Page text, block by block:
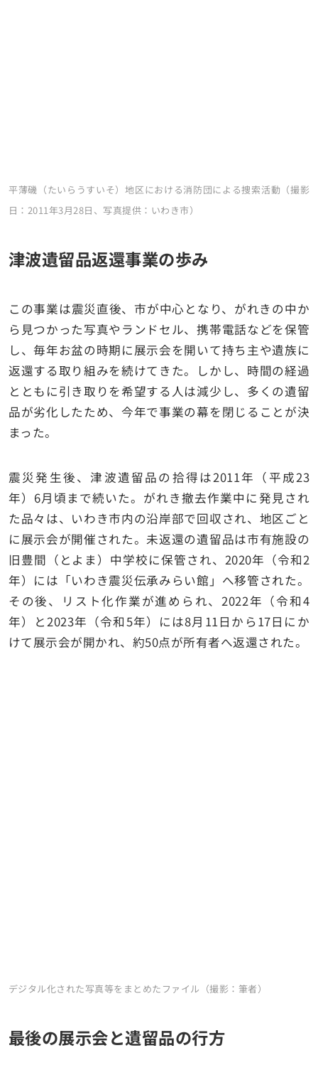
平薄磯（たいらうすいそ）地区における消防団による捜索活動（撮影
日：2011年3月28日、写真提供：いわき市）
津波遺留品返還事業の歩み
この事業は震災直後、市が中心となり、がれきの中か
ら見つかった写真やランドセル、携帯電話などを保管
し、毎年お盆の時期に展示会を開いて持ち主や遺族に
返還する取り組みを続けてきた。しかし、時間の経過
とともに引き取りを希望する人は減少し、多くの遺留
品が劣化したため、今年で事業の幕を閉じることが決
まった。
震災発生後、津波遺留品の拾得は2011年（平成23
年）6月頃まで続いた。がれき撤去作業中に発見され
た品々は、いわき市内の沿岸部で回収され、地区ごと
に展示会が開催された。未返還の遺留品は市有施設の
旧豊間（とよま）中学校に保管され、2020年（令和2
年）には「いわき震災伝承みらい館」へ移管された。
その後、リスト化作業が進められ、2022年（令和4
年）と2023年（令和5年）には8月11日から17日にか
けて展示会が開かれ、約50点が所有者へ返還された。
デジタル化された写真等をまとめたファイル（撮影：筆者）
最後の展示会と遺留品の行方